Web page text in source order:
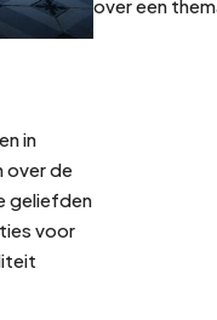
in
over de
geliefden
voor
over een